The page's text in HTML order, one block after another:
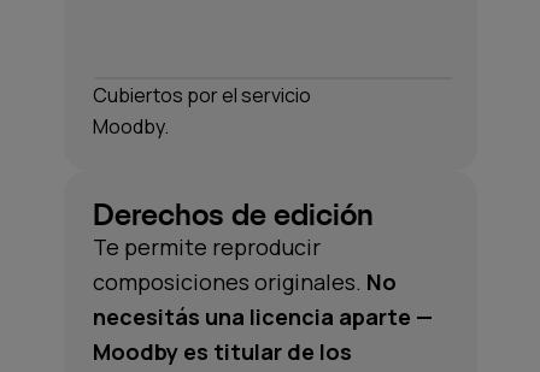
Cubiertos por el servicio
Moodby.
Derechos de edición
Te permite reproducir
composiciones originales. No
necesitás una licencia aparte —
Moodby es titular de los